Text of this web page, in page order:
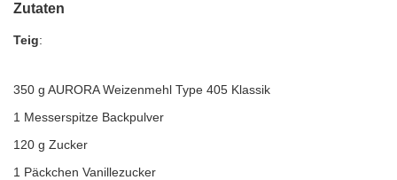
Zutaten
Teig:
350 g AURORA Weizenmehl Type 405 Klassik
1 Messerspitze Backpulver
120 g Zucker
1 Päckchen Vanillezucker